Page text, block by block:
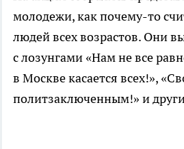
молодежи, как почему-то
людей всех возрастов. Они
с лозунгами «Нам не все
в Москве касается всех!»,
политзаключенным!» и